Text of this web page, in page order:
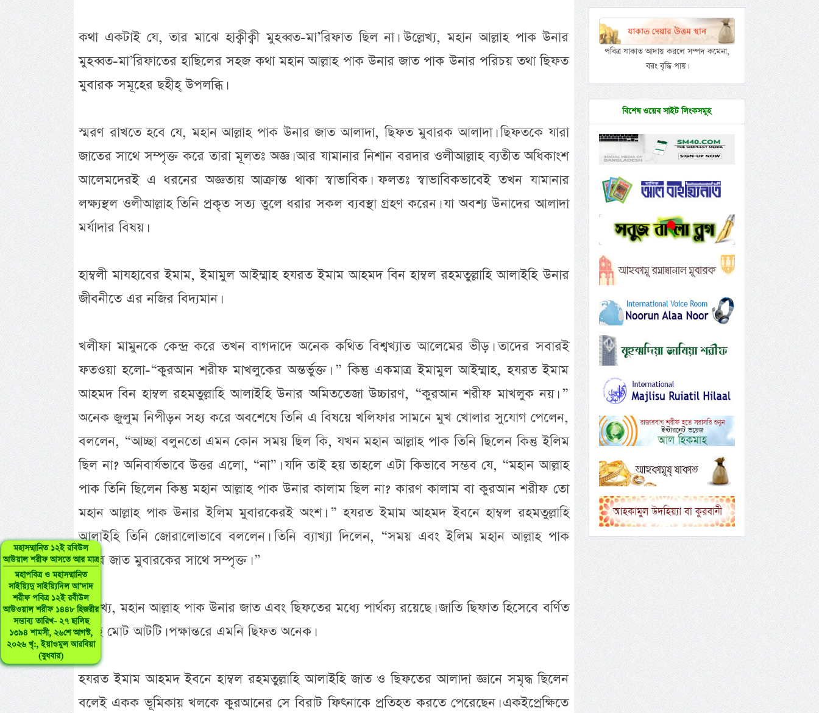
মহাসম্মানিত ১২ই রবিউল
আউয়াল শরীফ আসতে আর মাত্র
মহাপবিত্র ও মহাসম্মানিত
সাইয়্যিদু সাইয়্যিদিল আ’দাদ
শরীফ পবিত্র ১২ই রবীউল
আউওয়াল শরীফ ১৪৪৮ হিজরীর
সম্ভাব্য তারিখ- ২৭ ছালিছ
১৩৯৪ শামসী, ২৬শে আগস্ট,
২০২৬ খৃ:, ইয়াওমুল আরবিয়া
(বুধবার)
কথা একটাই যে, তার মাঝে হাক্বীক্বী মুহব্বত-মা’রিফাত ছিল না। উল্লেখ্য, মহান আল্লাহ পাক উনার
মুহব্বত-মা’রিফাতের হাছিলের সহজ কথা মহান আল্লাহ পাক উনার জাত পাক উনার পরিচয় তথা ছিফত
মুবারক সমূহের ছহীহ্ উপলব্ধি।
স্মরণ রাখতে হবে যে, মহান আল্লাহ পাক উনার জাত আলাদা, ছিফত মুবারক আলাদা। ছিফতকে যারা
জাতের সাথে সম্পৃক্ত করে তারা মূলতঃ অজ্ঞ। আর যামানার নিশান বরদার ওলীআল্লাহ ব্যতীত অধিকাংশ
আলেমদেরই এ ধরনের অজ্ঞতায় আক্রান্ত থাকা স্বাভাবিক। ফলতঃ স্বাভাবিকভাবেই তখন যামানার
লক্ষ্যস্থল ওলীআল্লাহ তিনি প্রকৃত সত্য তুলে ধরার সকল ব্যবস্থা গ্রহণ করেন। যা অবশ্য উনাদের আলাদা
মর্যাদার বিষয়।
হাম্বলী মাযহাবের ইমাম, ইমামুল আইম্মাহ হযরত ইমাম আহমদ বিন হাম্বল রহমতুল্লাহি আলাইহি উনার
জীবনীতে এর নজির বিদ্যমান।
খলীফা মামুনকে কেন্দ্র করে তখন বাগদাদে অনেক কথিত বিশ্বখ্যাত আলেমের ভীড়। তাদের সবারই
ফতওয়া হলো-“কুরআন শরীফ মাখলুকের অন্তর্ভুক্ত। ” কিন্তু একমাত্র ইমামুল আইম্মাহ, হযরত ইমাম
আহমদ বিন হাম্বল রহমতুল্লাহি আলাইহি উনার অমিততেজা উচ্চারণ, “কুরআন শরীফ মাখলুক নয়। ”
অনেক জুলুম নিপীড়ন সহ্য করে অবশেষে তিনি এ বিষয়ে খলিফার সামনে মুখ খোলার সুযোগ পেলেন,
বললেন, “আচ্ছা বলুনতো এমন কোন সময় ছিল কি, যখন মহান আল্লাহ পাক তিনি ছিলেন কিন্তু ইলিম
ছিল না? অনিবার্যভাবে উত্তর এলো, “না”। যদি তাই হয় তাহলে এটা কিভাবে সম্ভব যে, “মহান আল্লাহ
পাক তিনি ছিলেন কিন্তু মহান আল্লাহ পাক উনার কালাম ছিল না? কারণ কালাম বা কুরআন শরীফ তো
মহান আল্লাহ পাক উনার ইলিম মুবারকেরই অংশ। ” হযরত ইমাম আহমদ ইবনে হাম্বল রহমতুল্লাহি
আলাইহি তিনি জোরালোভাবে বললেন। তিনি ব্যাখ্যা দিলেন, “সময় এবং ইলিম মহান আল্লাহ পাক
উনার জাত মুবারকের সাথে সম্পৃক্ত। ”
উল্লেখ্য, মহান আল্লাহ পাক উনার জাত এবং ছিফতের মধ্যে পার্থক্য রয়েছে। জাতি ছিফাত হিসেবে বর্ণিত
আছে মোট আটটি। পক্ষান্তরে এমনি ছিফত অনেক।
হযরত ইমাম আহমদ ইবনে হাম্বল রহমতুল্লাহি আলাইহি জাত ও ছিফতের আলাদা জ্ঞানে সমৃদ্ধ ছিলেন
বলেই একক ভূমিকায় খলকে কুরআনের সে বিরাট ফিৎনাকে প্রতিহত করতে পেরেছেন। একইপ্রেক্ষিতে
পবিত্র যাকাত আদায় করলে সম্পদ কমেনা,
বরং বৃদ্ধি পায়।
বিশেষ ওয়েব সাইট লিংকসমূহ